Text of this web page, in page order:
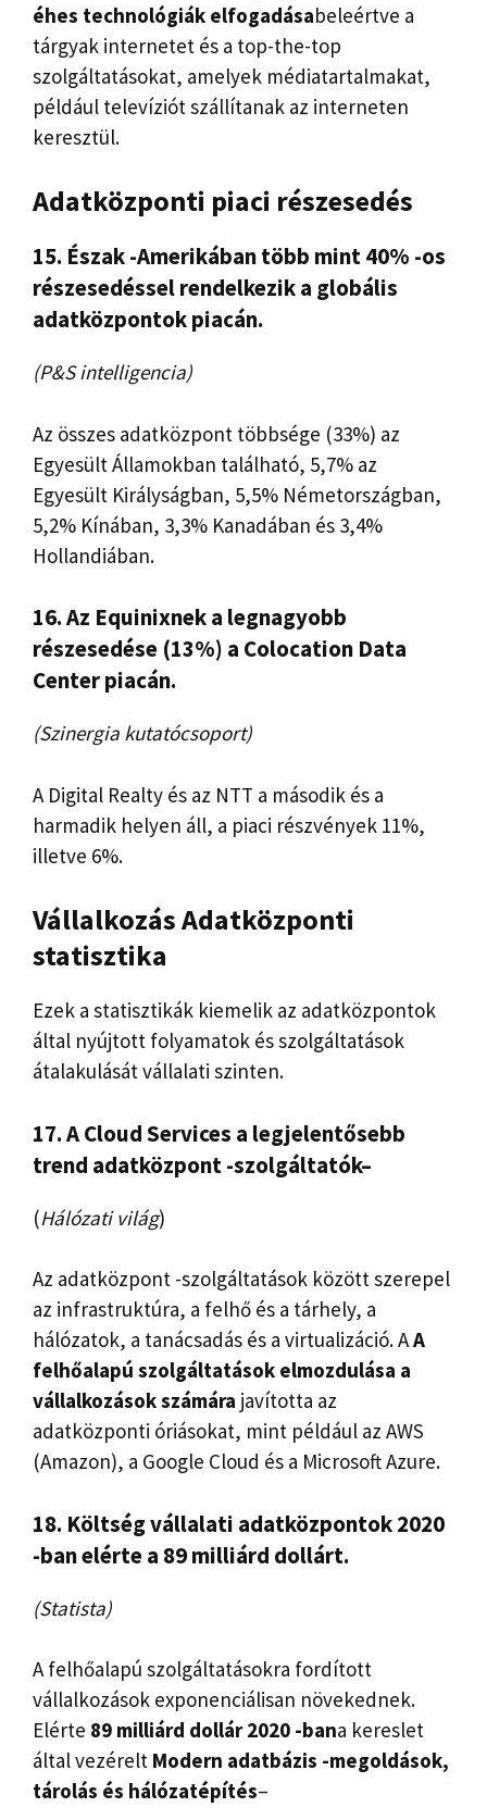
éhes technológiák elfogadásabeleértve a
tárgyak internetet és a top-the-top
szolgáltatásokat, amelyek médiatartalmakat,
például televíziót szállítanak az interneten
keresztül.
Adatközponti piaci részesedés
15. Észak -Amerikában több mint 40% -os
részesedéssel rendelkezik a globális
adatközpontok piacán.
(P&S intelligencia)
Az összes adatközpont többsége (33%) az
Egyesült Államokban található, 5,7% az
Egyesült Királyságban, 5,5% Németországban,
5,2% Kínában, 3,3% Kanadában és 3,4%
Hollandiában.
16. Az Equinixnek a legnagyobb
részesedése (13%) a Colocation Data
Center piacán.
(Szinergia kutatócsoport)
A Digital Realty és az NTT a második és a
harmadik helyen áll, a piaci részvények 11%,
illetve 6%.
VállalkozásAdatközponti
statisztika
Ezek a statisztikák kiemelik az adatközpontok
által nyújtott folyamatok és szolgáltatások
átalakulását vállalati szinten.
17. A Cloud Services a legjelentősebb
trend adatközpont -szolgáltatók–
(Hálózati világ)
Az adatközpont -szolgáltatások között szerepel
az infrastruktúra, a felhő és a tárhely, a
hálózatok, a tanácsadás és a virtualizáció. AA
felhőalapú szolgáltatások elmozdulása a
vállalkozások számára javította az
adatközponti óriásokat, mint például az AWS
(Amazon), a Google Cloud és a Microsoft Azure.
18. Költségvállalati adatközpontok2020
-ban elérte a 89 milliárd dollárt.
(Statista)
A felhőalapú szolgáltatásokra fordított
vállalkozások exponenciálisan növekednek.
Elérte 89 milliárd dollár 2020 -bana kereslet
által vezérelt Modern adatbázis -megoldások,
tárolás és hálózatépítés–